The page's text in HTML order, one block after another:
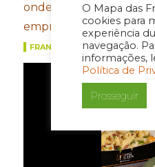
O Mapa das
cookies para
experiência
navegação.
informações,
Política de
Prosseguir
onde estarão as
empreender
FRANQUIAS